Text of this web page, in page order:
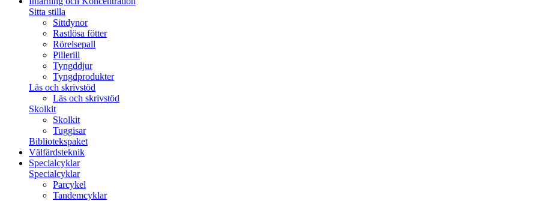
Sitta stilla
Sittdynor
Rastlösa fötter
Rörelsepall
Pillerill
Tyngddjur
Tyngdprodukter
Läs och skrivstöd
Läs och skrivstöd
Skolkit
Skolkit
Tuggisar
Bibliotekspaket
Välfärdsteknik
Specialcyklar
Specialcyklar
Parcykel
Tandemcyklar